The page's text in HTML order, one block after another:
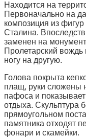
Находится на
Первоначально на
композиция из
Сталина.
заменен на
Пролетарский
ногу на другую.
Голова покрыта
плащ, руки сложены
пафоса и
отдыха. Скульптура
прямоугольном
памятника отходят
фонари и скамейки.